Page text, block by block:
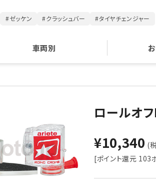
#ゼッケン #クラッシュバー #タイヤチェンジャー
車両別
ロールオ
¥10,340 (
[ポイント還元 103